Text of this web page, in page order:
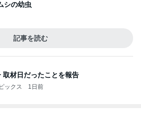
シの幼虫
記事を読む
取材日だったことを報告
ックス 1日前